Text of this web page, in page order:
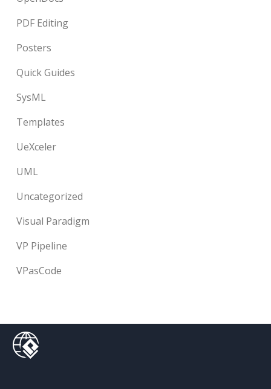
PDF Editing
Posters
Quick Guides
SysML
Templates
UeXceler
UML
Uncategorized
Visual Paradigm
VP Pipeline
VPasCode